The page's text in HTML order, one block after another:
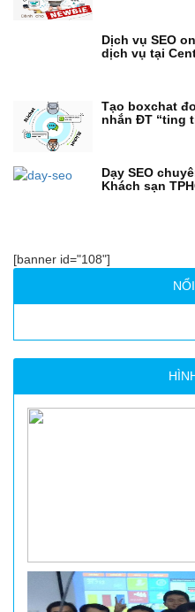
Dịch vụ SEO
dịch vụ tại
Tạo boxchat
nhắn ĐT “ting
Dạy SEO
Khách sạn
[banner id="108"]